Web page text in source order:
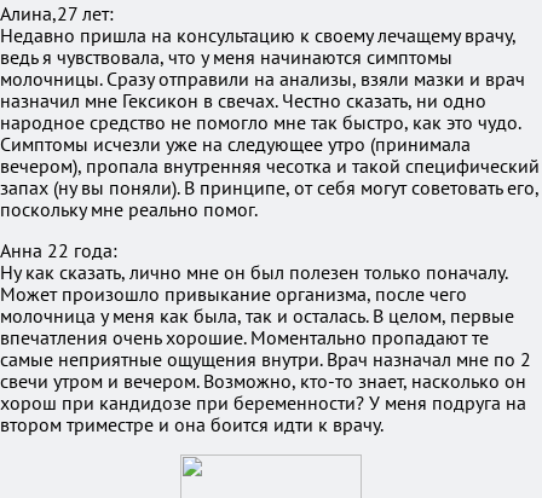
Алина,27 лет:
Недавно пришла на консультацию к своему лечащему врачу,
ведь я чувствовала, что у меня начинаются симптомы
молочницы. Сразу отправили на анализы, взяли мазки и врач
назначил мне Гексикон в свечах. Честно сказать, ни одно
народное средство не помогло мне так быстро, как это чудо.
Симптомы исчезли уже на следующее утро (принимала
вечером), пропала внутренняя чесотка и такой специфический
запах (ну вы поняли). В принципе, от себя могут советовать его,
поскольку мне реально помог.
Анна 22 года:
Ну как сказать, лично мне он был полезен только поначалу.
Может произошло привыкание организма, после чего
молочница у меня как была, так и осталась. В целом, первые
впечатления очень хорошие. Моментально пропадают те
самые неприятные ощущения внутри. Врач назначал мне по 2
свечи утром и вечером. Возможно, кто-то знает, насколько он
хорош при кандидозе при беременности? У меня подруга на
втором триместре и она боится идти к врачу.